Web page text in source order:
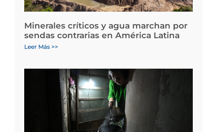
Minerales críticos y agua marchan por
sendas contrarias en América Latina
Leer Más >>